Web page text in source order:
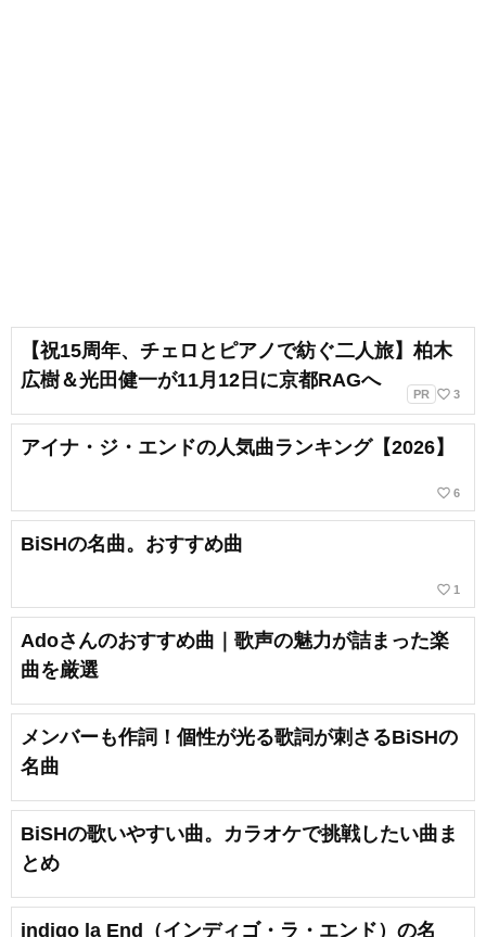
【祝15周年、チェロとピアノで紡ぐ二人旅】柏木
広樹＆光田健一が11月12日に京都RAGへ
PR favorite_border 3
アイナ・ジ・エンドの人気曲ランキング【2026】
favorite_border 6
BiSHの名曲。おすすめ曲
favorite_border 1
Adoさんのおすすめ曲｜歌声の魅力が詰まった楽
曲を厳選
メンバーも作詞！個性が光る歌詞が刺さるBiSHの
名曲
BiSHの歌いやすい曲。カラオケで挑戦したい曲ま
とめ
indigo la End（インディゴ・ラ・エンド）の名